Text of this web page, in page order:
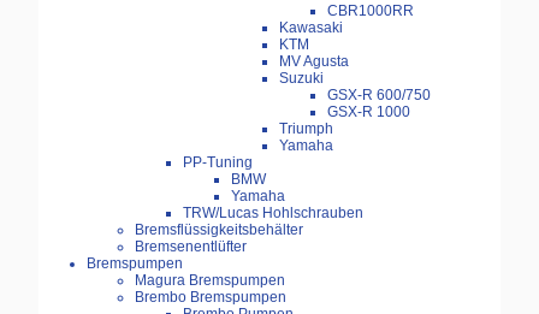
CBR1000RR
Kawasaki
KTM
MV Agusta
Suzuki
GSX-R 600/750
GSX-R 1000
Triumph
Yamaha
PP-Tuning
BMW
Yamaha
TRW/Lucas Hohlschrauben
Bremsflüssigkeitsbehälter
Bremsenentlüfter
Bremspumpen
Magura Bremspumpen
Brembo Bremspumpen